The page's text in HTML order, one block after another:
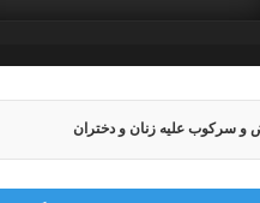
و سرکوب علیه زنان و دختران